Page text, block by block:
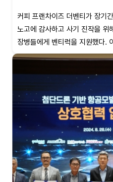
커피 프랜차이즈 더벤티가 장기
노고에 감사하고 사기 진작을 위
장병들에게 벤티럭을 지원했다.